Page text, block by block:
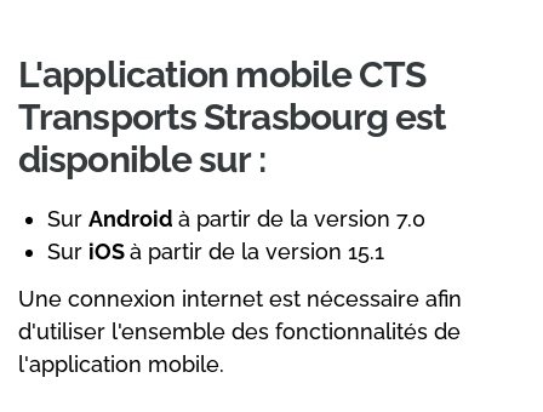
L'application mobile CTS
Transports Strasbourg est
disponible sur :
Sur Android à partir de la version 7.0
Sur iOSà partir de la version 15.1
Une connexion internet est nécessaire afin
d'utiliser l'ensemble des fonctionnalités de
l'application mobile.